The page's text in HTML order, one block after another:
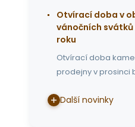
Otvírací doba v
vánočních svátků
roku
Otvírací doba
prodejny v prosinci
Další novinky